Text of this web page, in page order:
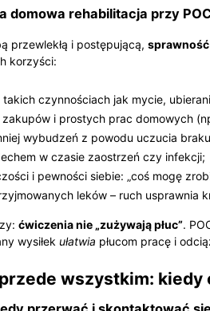
domowa rehabilitacja przy
przewlekłą i postępującą,
korzyści:
czynnościach jak mycie,
zakupów i prostych prac domowych
wybudzeń z powodu uczucia
w czasie zaostrzeń czy infekcji;
i pewności siebie: „coś mogę
leków – ruch usprawnia
ćwiczenia nie „zużywają płuc”.
wysiłek ułatwia płucom pracę i
wszystkim: kiedy